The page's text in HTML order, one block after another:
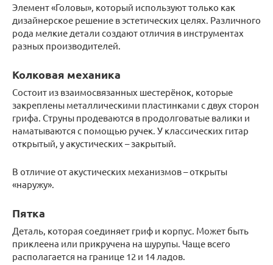
Элемент «Головы», который используют только как
дизайнерское решение в эстетических целях. Различного
рода мелкие детали создают отличия в инструментах
разных производителей.
Колковая механика
Состоит из взаимосвязанных шестерёнок, которые
закреплены металлическими пластинками с двух сторон
грифа. Струны продеваются в продолговатые валики и
наматываются с помощью ручек. У классических гитар
открытый, у акустических – закрытый.
В отличие от акустических механизмов – открыты
«наружу».
Пятка
Деталь, которая соединяет гриф и корпус. Может быть
приклеена или прикручена на шурупы. Чаще всего
располагается на границе 12 и 14 ладов.